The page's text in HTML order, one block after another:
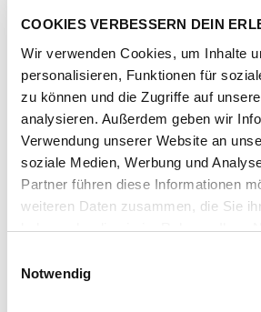
COOKIES VERBESSERN DEIN
Wir verwenden Cookies, um Inhalte
personalisieren, Funktionen für
zu können und die Zugriffe auf
analysieren. Außerdem geben wir
Verwendung unserer Website an
soziale Medien, Werbung und
Partner führen diese Informationen
weiteren Daten zusammen, die Sie
haben oder die sie im Rahmen Ihrer
Notwendig
Artikel-Nr.2531-25001-black
Farbe black